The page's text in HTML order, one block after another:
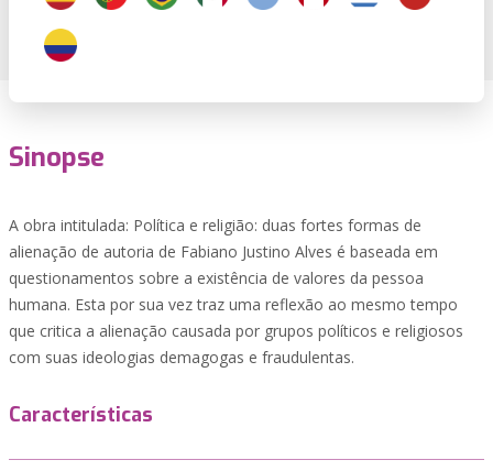
Sinopse
A obra intitulada: Política e religião: duas fortes formas de
alienação de autoria de Fabiano Justino Alves é baseada em
questionamentos sobre a existência de valores da pessoa
humana. Esta por sua vez traz uma reflexão ao mesmo tempo
que critica a alienação causada por grupos políticos e religiosos
com suas ideologias demagogas e fraudulentas.
Características